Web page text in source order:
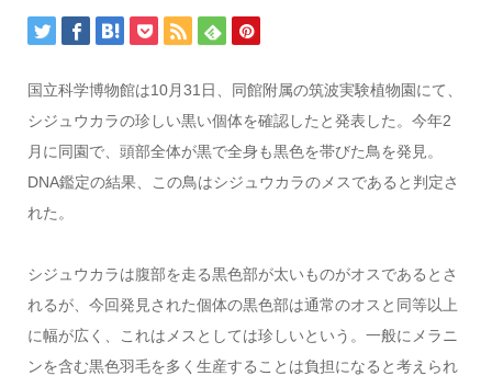
国立科学博物館は10月31日、同館附属の筑波実験植物園にて、
シジュウカラの珍しい黒い個体を確認したと発表した。今年2
月に同園で、頭部全体が黒で全身も黒色を帯びた鳥を発見。
DNA鑑定の結果、この鳥はシジュウカラのメスであると判定さ
れた。
シジュウカラは腹部を走る黒色部が太いものがオスであるとさ
れるが、今回発見された個体の黒色部は通常のオスと同等以上
に幅が広く、これはメスとしては珍しいという。一般にメラニ
ンを含む黒色羽毛を多く生産することは負担になると考えられ